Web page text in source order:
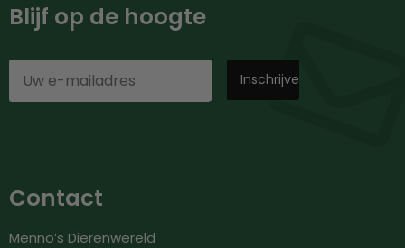
Blijf op de hoogte
Contact
Menno’s Dierenwereld